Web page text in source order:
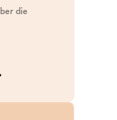
die